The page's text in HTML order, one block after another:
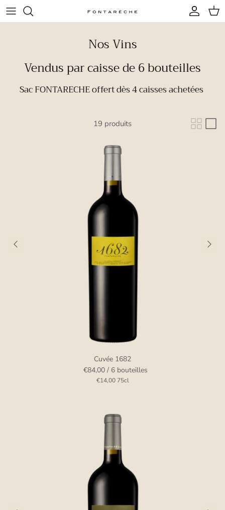
Aller au contenu
Compte
Nos Vins
Vendus par caisse de 6 bouteilles
Sac FONTARECHE offert dès 4 caisses achetées
19 produits
Cuvée 1682
€84,00 / 6 bouteilles
€14,00 75cl